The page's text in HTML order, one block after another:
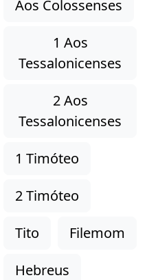
Aos Colossenses
1 Aos
Tessalonicenses
2 Aos
Tessalonicenses
1 Timóteo
2 Timóteo
Tito
Filemom
Hebreus